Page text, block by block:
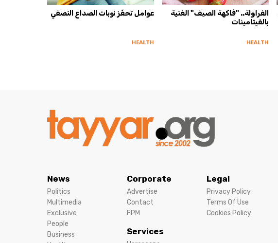
عوامل تحفّز نوبات الصداع النصفي
HEALTH
الفراولة.. "فاكهة الصيف" الغنية
بالفيتامينات
HEALTH
News
Politics
Multimedia
Exclusive
People
Business
Corporate
Advertise
Contact
FPM
Services
Legal
Privacy Policy
Terms Of Use
Cookies Policy